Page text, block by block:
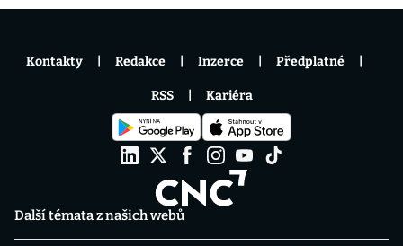
Další témata z našich webů
Kontakty Redakce Inzerce Předplatné
RSS Kariéra